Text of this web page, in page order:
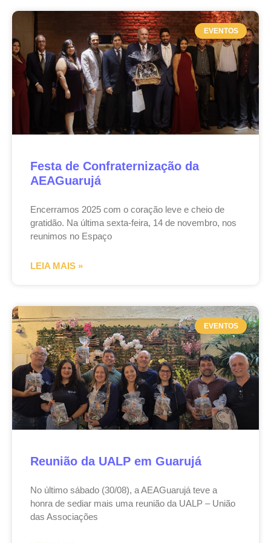
EVENTOS
Festa de Confraternização da
AEAGuarujá
Encerramos 2025 com o coração leve e cheio de
gratidão. Na última sexta-feira, 14 de novembro, nos
reunimos no Espaço
LEIA MAIS »
EVENTOS
Reunião da UALP em Guarujá
No último sábado (30/08), a AEAGuarujá teve a
honra de sediar mais uma reunião da UALP – União
das Associações